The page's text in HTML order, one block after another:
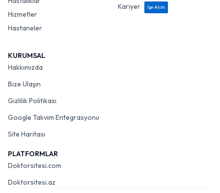
Hizmetler
Hastaneler
Kariyer
İşe Alım
KURUMSAL
Hakkımızda
Bize Ulaşın
Gizlilik Politikası
Google Takvim Entegrasyonu
Site Haritası
PLATFORMLAR
Doktorsitesi.com
Doktorsitesi.az